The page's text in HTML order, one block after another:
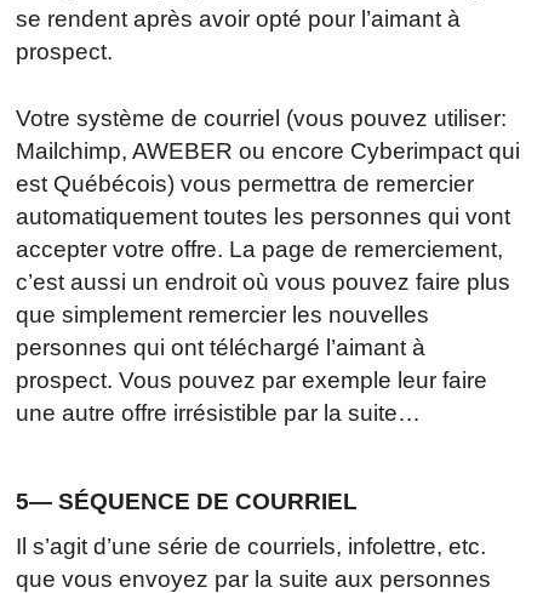
se rendent après avoir opté pour l’aimant à
prospect.
Votre système de courriel (vous pouvez utiliser:
Mailchimp, AWEBER ou encore Cyberimpact qui
est Québécois) vous permettra de remercier
automatiquement toutes les personnes qui vont
accepter votre offre. La page de remerciement,
c’est aussi un endroit où vous pouvez faire plus
que simplement remercier les nouvelles
personnes qui ont téléchargé l’aimant à
prospect. Vous pouvez par exemple leur faire
une autre offre irrésistible par la suite…
5— SÉQUENCE DE COURRIEL
Il s’agit d’une série de courriels, infolettre, etc.
que vous envoyez par la suite aux personnes